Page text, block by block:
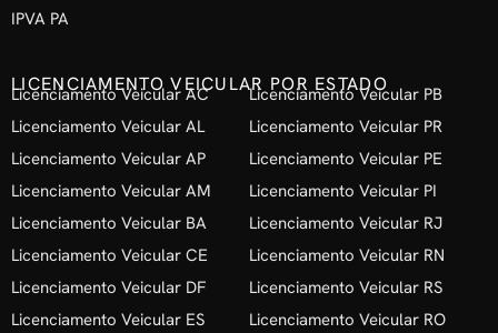
IPVA PA
LICENCIAMENTO VEICULAR POR ESTADO
Licenciamento Veicular AC
Licenciamento Veicular AL
Licenciamento Veicular AP
Licenciamento Veicular AM
Licenciamento Veicular BA
Licenciamento Veicular CE
Licenciamento Veicular DF
Licenciamento Veicular ES
Licenciamento Veicular PB
Licenciamento Veicular PR
Licenciamento Veicular PE
Licenciamento Veicular PI
Licenciamento Veicular RJ
Licenciamento Veicular RN
Licenciamento Veicular RS
Licenciamento Veicular RO